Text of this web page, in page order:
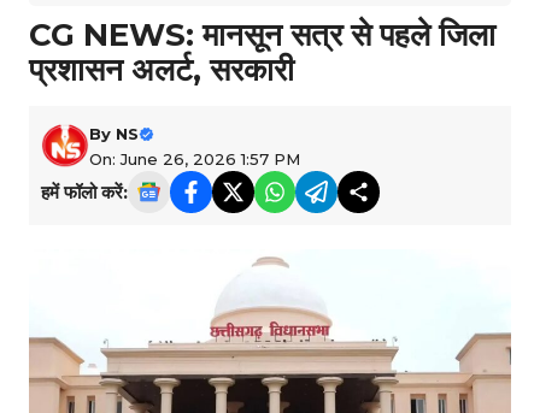
CG NEWS: मानसून सत्र से पहले जिला
प्रशासन अलर्ट, सरकारी
By NS
On: June 26, 2026 1:57 PM
हमें फॉलो करें: